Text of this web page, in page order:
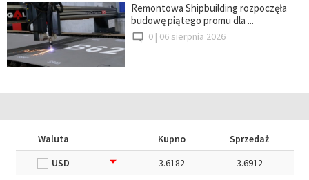
Remontowa Shipbuilding rozpoczęła
budowę piątego promu dla ...
0 | 06 sierpnia 2026
Waluta Kupno
Sprzedaż
USD
3.6182
3.6912